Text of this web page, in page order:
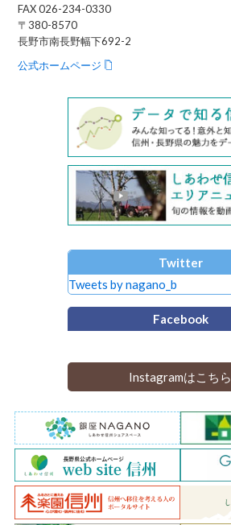
FAX 026-234-0330
〒380-8570
長野市南長野幅下692-2
公式ホームページ
Twitter
Tweets by nagano_b
Facebook
Instagramはこちら